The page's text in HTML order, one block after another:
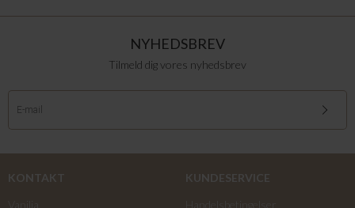
NYHEDSBREV
Tilmeld dig vores nyhedsbrev
KONTAKT
KUNDESERVICE